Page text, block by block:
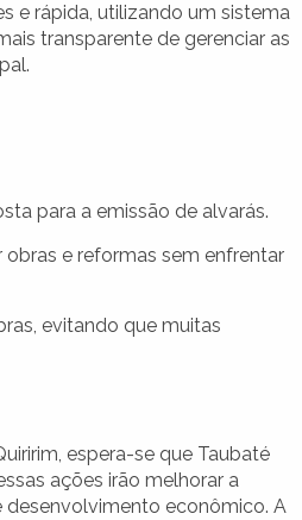
e rápida, utilizando um sistema
transparente de gerenciar as
para a emissão de alvarás.
e reformas sem enfrentar
evitando que muitas
espera-se que Taubaté
ações irão melhorar a
desenvolvimento econômico. A